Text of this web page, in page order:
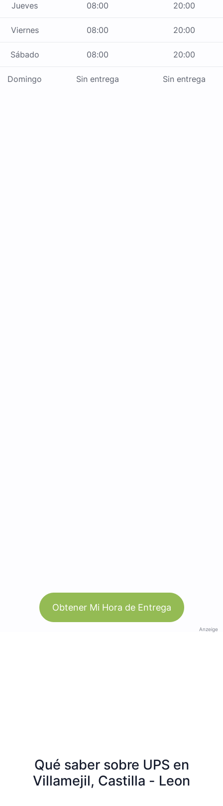
Jueves 08:00 20:00
Viernes 08:00 20:00
Sábado 08:00 20:00
Domingo Sin entrega Sin entrega
Obtener Mi Hora de Entrega
Anzeige
Qué saber sobre UPS en
Villamejil, Castilla - Leon